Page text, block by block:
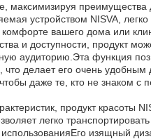
максимизируя преимущества
устройством NISVA,
вашего дома или
и доступности, продукт
аудиторию.Эта функция
что делает его очень
даже те, кто не знаком с
продукт красоты
легко
изящный